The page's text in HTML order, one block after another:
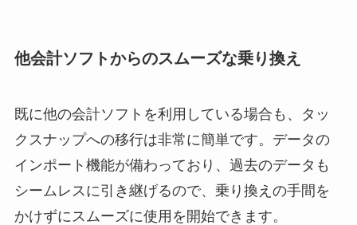
他会計ソフトからのスムーズな乗り換え
既に他の会計ソフトを利用している場合も、タッ
クスナップへの移行は非常に簡単です。データの
インポート機能が備わっており、過去のデータも
シームレスに引き継げるので、乗り換えの手間を
かけずにスムーズに使用を開始できます。